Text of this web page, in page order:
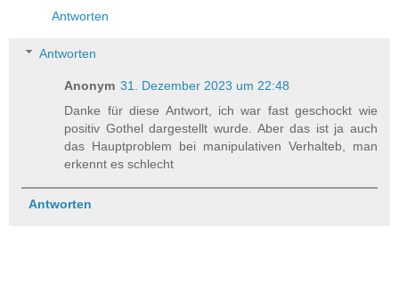
Antworten
Antworten
Anonym 31. Dezember 2023 um 22:48
Danke für diese Antwort, ich war fast geschockt wie
positiv Gothel dargestellt wurde. Aber das ist ja auch
das Hauptproblem bei manipulativen Verhalteb, man
erkennt es schlecht
Antworten